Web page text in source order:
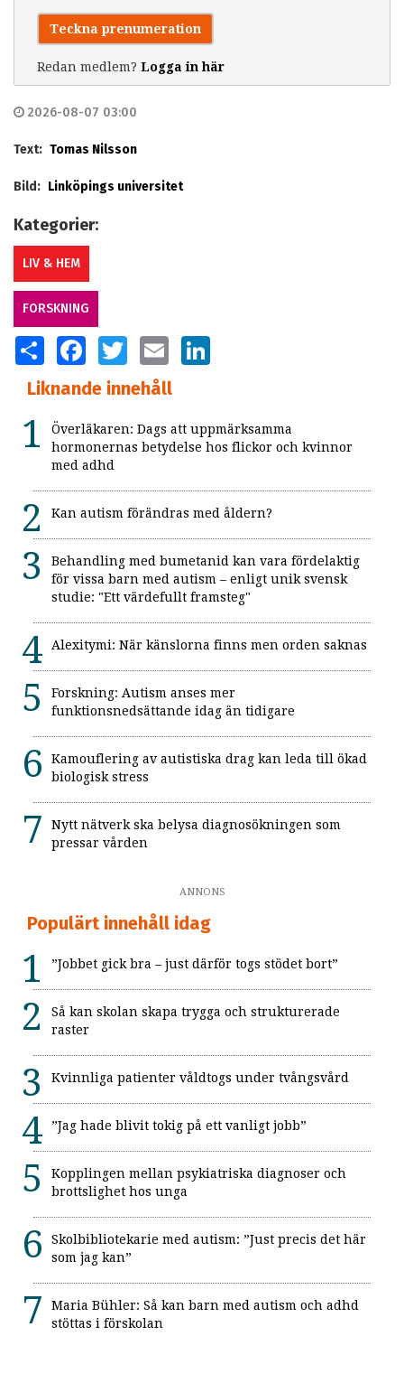
Teckna prenumeration
Redan medlem? Logga in här
2026-08-07 03:00
Text: Tomas Nilsson
Bild: Linköpings universitet
Kategorier:
LIV & HEM
FORSKNING
SHARE FACEBOOKTWITTER EMAIL
Liknande innehåll
Överläkaren: Dags att uppmärksamma
hormonernas betydelse hos flickor och kvinnor
med adhd
Kan autism förändras med åldern?
Behandling med bumetanid kan vara fördelaktig
för vissa barn med autism – enligt unik svensk
studie: "Ett värdefullt framsteg"
Alexitymi: När känslorna finns men orden saknas
Forskning: Autism anses mer
funktionsnedsättande idag än tidigare
Kamouflering av autistiska drag kan leda till ökad
biologisk stress
Nytt nätverk ska belysa diagnosökningen som
pressar vården
ANNONS
Populärt innehåll idag
”Jobbet gick bra – just därför togs stödet bort”
Så kan skolan skapa trygga och strukturerade
raster
Kvinnliga patienter våldtogs under tvångsvård
”Jag hade blivit tokig på ett vanligt jobb”
Kopplingen mellan psykiatriska diagnoser och
brottslighet hos unga
Skolbibliotekarie med autism: ”Just precis det här
som jag kan”
Maria Bühler: Så kan barn med autism och adhd
stöttas i förskolan